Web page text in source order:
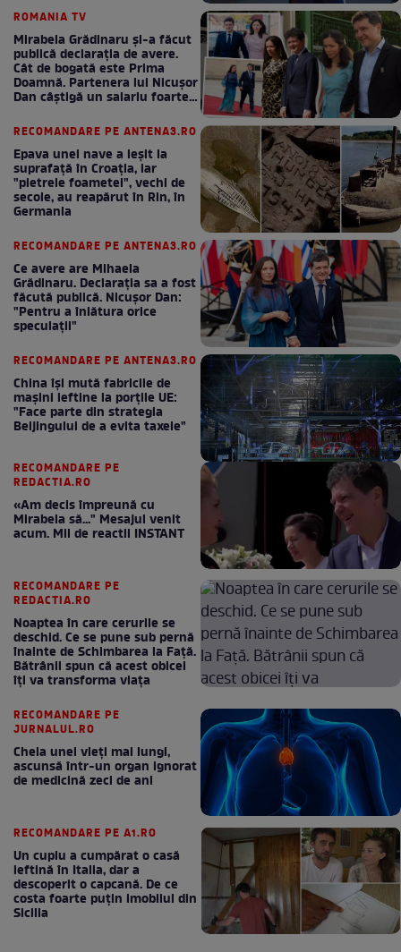
ROMANIA TV
Mirabela Grădinaru și-a făcut
publică declarația de avere.
Cât de bogată este Prima
Doamnă. Partenera lui Nicușor
Dan câștigă un salariu foarte
RECOMANDARE PE ANTENA3.RO
Epava unei nave a ieșit la
suprafață în Croația, iar
"pietrele foametei", vechi de
secole, au reapărut în Rin, în
Germania
RECOMANDARE PE ANTENA3.RO
Ce avere are Mihaela
Grădinaru. Declarația sa a fost
făcută publică. Nicușor Dan:
"Pentru a înlătura orice
speculații"
RECOMANDARE PE ANTENA3.RO
China își mută fabricile de
mașini ieftine la porțile UE:
"Face parte din strategia
Beijingului de a evita taxele"
RECOMANDARE PE
REDACTIA.RO
«Am decis împreună cu
Mirabela să..." Mesajul venit
acum. Mii de reactii INSTANT
RECOMANDARE PE
REDACTIA.RO
Noaptea în care cerurile se
deschid. Ce se pune sub pernă
înainte de Schimbarea la Față.
Bătrânii spun că acest obicei
îți va transforma viața
RECOMANDARE PE
JURNALUL.RO
Cheia unei vieți mai lungi,
ascunsă într-un organ ignorat
de medicină zeci de ani
RECOMANDARE PE A1.RO
Un cuplu a cumpărat o casă
ieftină în Italia, dar a
descoperit o capcană. De ce
costa foarte puțin imobilul din
Sicilia